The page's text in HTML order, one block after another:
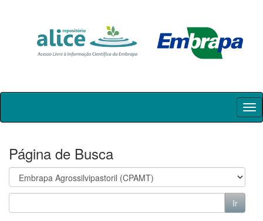
Skip
Página de Busca